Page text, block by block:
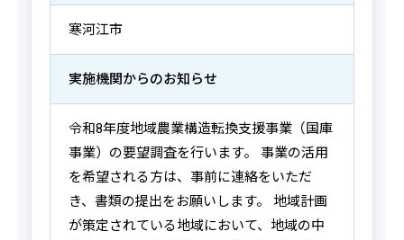
寒河江市
実施機関からのお知らせ
令和8年度地域農業構造転換支援事業（国庫
事業）の要望調査を行います。 事業の活用
を希望される方は、事前に連絡をいただ
き、書類の提出をお願いします。 地域計画
が策定されている地域において、地域の中